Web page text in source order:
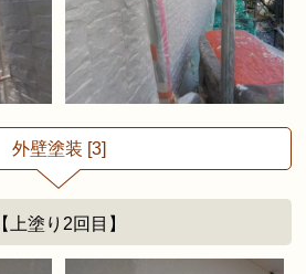
外壁塗装 [3]
【上塗り2回目】